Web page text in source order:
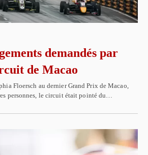
demandés par
de Macao
Floersch au dernier Grand Prix de Macao,
personnes, le circuit était pointé du…